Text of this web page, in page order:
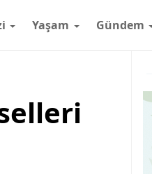
Yaşam Gündem